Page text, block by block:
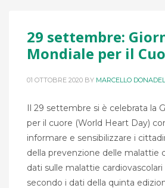
29 settembre:
Mondiale per il
01 OTTOBRE 2020 BY MARCELLO
Il 29 settembre si è celebrata la
per il cuore (World Heart Day)
informare e sensibilizzare i
della prevenzione delle malattie
dati sulle malattie
secondo i dati della quinta